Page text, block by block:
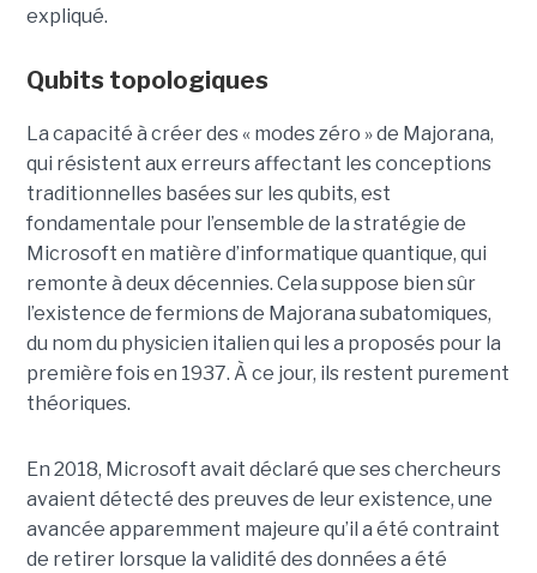
expliqué.
Qubits topologiques
La capacité à créer des « modes zéro » de Majorana,
qui résistent aux erreurs affectant les conceptions
traditionnelles basées sur les qubits, est
fondamentale pour l’ensemble de la stratégie de
Microsoft en matière d’informatique quantique, qui
remonte à deux décennies. Cela suppose bien sûr
l’existence de fermions de Majorana subatomiques,
du nom du physicien italien qui les a proposés pour la
première fois en 1937. À ce jour, ils restent purement
théoriques.
En 2018, Microsoft avait déclaré que ses chercheurs
avaient détecté des preuves de leur existence, une
avancée apparemment majeure qu’il a été contraint
de retirer lorsque la validité des données a été